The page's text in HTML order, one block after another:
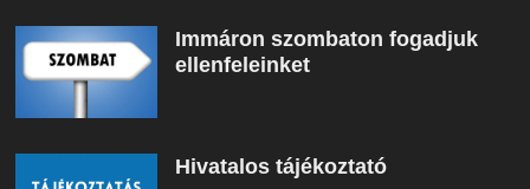
Immáron szombaton fogadjuk
ellenfeleinket
Hivatalos tájékoztató